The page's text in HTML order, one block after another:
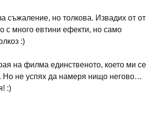
съжаление, но толкова. Извадих от от
с много евтини ефекти, но само
:)
на филма единственото, което ми се
Но не успях да намеря нищо негово…
:)